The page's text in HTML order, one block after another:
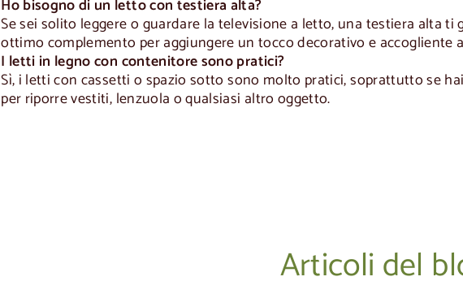
Ho bisogno di un letto con testiera alta?
Se sei solito leggere o guardare la televisione a letto, una testiera alta
ottimo complemento per aggiungere un tocco decorativo e accogliente
I letti in legno con contenitore sono pratici?
Sì, i letti con cassetti o spazio sotto sono molto pratici, soprattutto se
per riporre vestiti, lenzuola o qualsiasi altro oggetto.
Articoli del